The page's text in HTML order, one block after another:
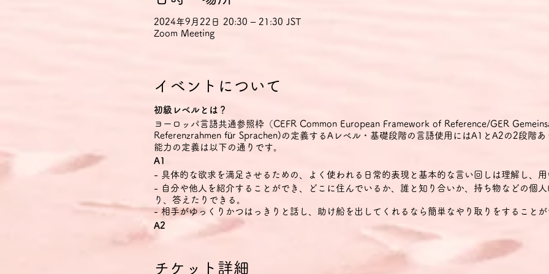
2024年9月22日 20:30 – 21:30 JST
Zoom Meeting
イベントについて
初級レベルとは？
ヨーロッパ言語共通参照枠（CEFR Common European Framework of Reference/GER
Referenzrahmen für Sprachen)の定義するAレベル・基礎段階の言語使用にはA1とA2の2段階あ
能力の定義は以下の通りです。
A1
- 具体的な欲求を満足させるための、よく使われる日常的表現と基本的な言い回しは理解し、
- 自分や他人を紹介することができ、どこに住んでいるか、誰と知り合いか、持ち物などの個
り、答えたりできる。
- 相手がゆっくりかつはっきりと話し、助け船を出してくれるなら簡単なやり取りをすることが
A2
- ごく基本的な個人的情報や家族情報、買い物・近所・仕事など、直接的関係がある領域に関
- 簡単で日常的な範囲なら、身近で日常の事柄についての直接の簡単な情報交換に応ずること
チケット詳細